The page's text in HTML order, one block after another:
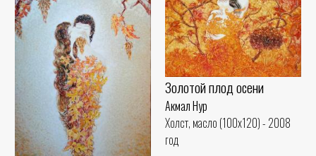
Золотой плод осени
Акмал Нур
Холст, масло (100x120) - 2008
год